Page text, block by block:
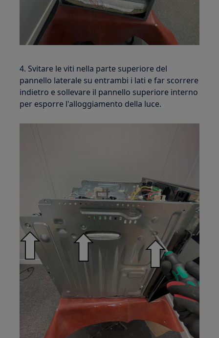
4. Svitare le viti nella parte superiore del
pannello laterale su entrambi i lati e far scorrere
indietro e sollevare il pannello superiore interno
per esporre l'alloggiamento della luce.